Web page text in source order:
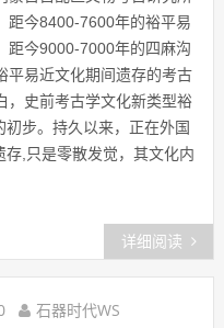
距今8400-7600年的裕平易
距今9000-7000年的四麻沟
平易近文化期间遗存的考古
，史前考古学文化新类型裕
步。持久以来，正在外国
,只是零散发觉，其文化内
详细阅读
石器时代WS